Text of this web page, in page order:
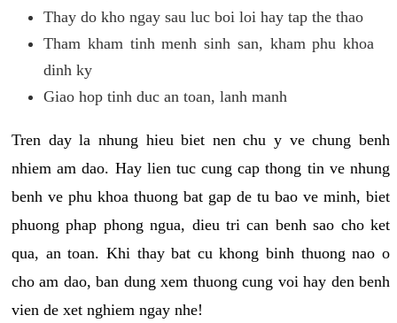
Thay do kho ngay sau luc boi loi hay tap the thao
Tham kham tinh menh sinh san, kham phu khoa
dinh ky
Giao hop tinh duc an toan, lanh manh
Tren day la nhung hieu biet nen chu y ve chung benh
nhiem am dao. Hay lien tuc cung cap thong tin ve nhung
benh ve phu khoa thuong bat gap de tu bao ve minh, biet
phuong phap phong ngua, dieu tri can benh sao cho ket
qua, an toan. Khi thay bat cu khong binh thuong nao o
cho am dao, ban dung xem thuong cung voi hay den benh
vien de xet nghiem ngay nhe!